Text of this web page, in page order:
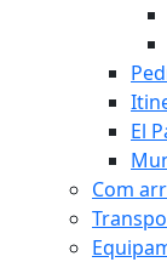
El
Com